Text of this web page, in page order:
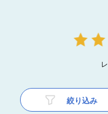
絞り込み